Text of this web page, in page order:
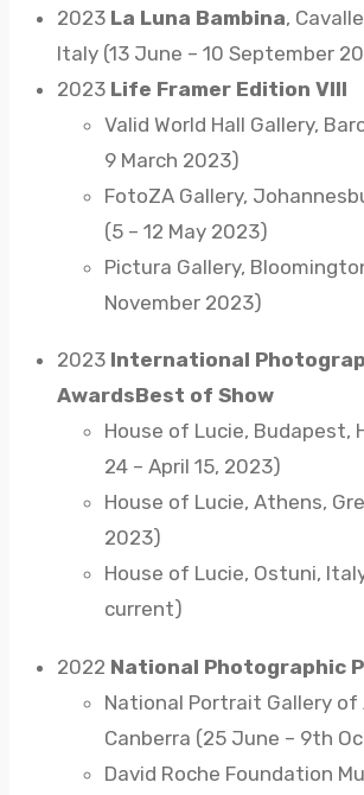
2023 La Luna Bambina,
Italy (13 June – 10 September
2023 Life Framer Edition VIII
Valid World Hall Gallery,
9 March 2023)
FotoZA Gallery,
(5 – 12 May 2023)
Pictura Gallery,
November 2023)
2023 International
AwardsBest of Show
House of Lucie, Budapest,
24 – April 15, 2023)
House of Lucie, Athens,
2023)
House of Lucie, Ostuni,
current)
2022 National Photographic
National Portrait Gallery of
Canberra (25 June – 9th
David Roche Foundation